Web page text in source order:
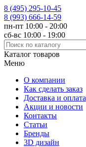
8 (495) 295-10-45
8 (993) 666-14-59
пн-пт 10:00 - 20:00
сб-вс 10:00 - 19:00
Каталог товаров
Меню
О компании
Как сделать заказ
Доставка и оплата
Акции и новости
Контакты
Статьи
Бренды
3D дизайн